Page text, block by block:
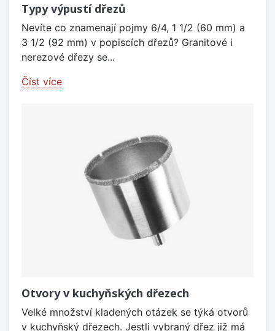
Typy výpustí dřezů
Nevíte co znamenají pojmy 6/4, 1 1/2 (60 mm) a
3 1/2 (92 mm) v popiscích dřezů? Granitové i
nerezové dřezy se...
Číst více
Otvory v kuchyňských dřezech
Velké množství kladených otázek se týká otvorů
v kuchyňský dřezech. Jestli vybraný dřez již má